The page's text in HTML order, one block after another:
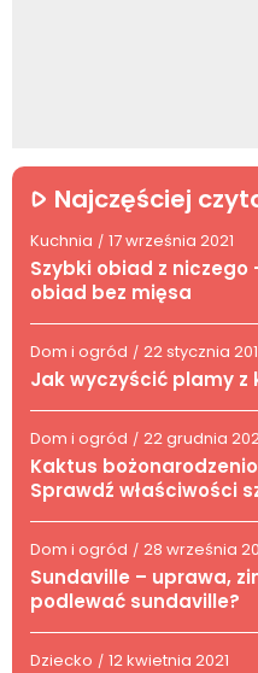
Najczęściej
Kuchnia / 17 września 2021
Szybki obiad z niczego
obiad bez mięsa
Dom i ogród / 22 stycznia
Jak wyczyścić plamy z
Dom i ogród / 22 grudnia
Kaktus
Sprawdź właściwości
Dom i ogród / 28 września
Sundaville – uprawa,
podlewać sundaville?
Dziecko / 12 kwietnia 2021